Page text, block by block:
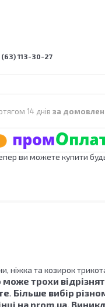
113-30-27
14 днів за
ви можете купити
ніжка та козирок
трохи
. Більше вибір
на prom.ua.